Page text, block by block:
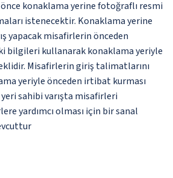
konaklama yerine fotoğraflı resmi
istenecektir. Konaklama yerine
yapacak misafirlerin önceden
bilgileri kullanarak konaklama yeriyle
Misafirlerin giriş talimatlarını
yeriyle önceden irtibat kurması
sahibi varışta misafirleri
yardımcı olması için bir sanal